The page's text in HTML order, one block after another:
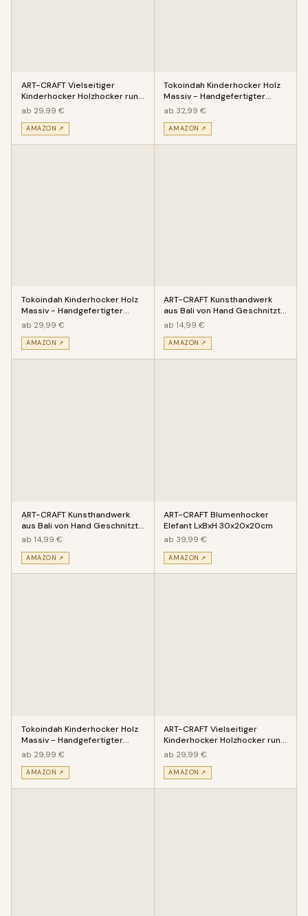
ART-CRAFT Vielseitiger
Kinderhocker Holzhocker rund
aus Massivholz Tiermotiv Cam
ab 29,99 €
AMAZON ↗
Tokoindah Kinderhocker Holz
Massiv - Handgefertigter
Kinderstuhl mit eingeschitz
ab 32,99 €
AMAZON ↗
Tokoindah Kinderhocker Holz
Massiv - Handgefertigter
Kinderstuhl mit eingeschitz
ab 29,99 €
AMAZON ↗
ART-CRAFT Kunsthandwerk
aus Bali von Hand Geschnitzte
wunderschöne deko Holz Min
ab 14,99 €
AMAZON ↗
ART-CRAFT Kunsthandwerk
aus Bali von Hand Geschnitzte
wunderschöne deko Holz Min
ab 14,99 €
AMAZON ↗
ART-CRAFT Blumenhocker
Elefant LxBxH 30x20x20cm
ab 39,99 €
AMAZON ↗
Tokoindah Kinderhocker Holz
Massiv - Handgefertigter
Kinderstuhl mit eingeschitz
ab 29,99 €
AMAZON ↗
ART-CRAFT Vielseitiger
Kinderhocker Holzhocker rund
aus Massivholz Tiermotiv Mar
ab 29,99 €
AMAZON ↗